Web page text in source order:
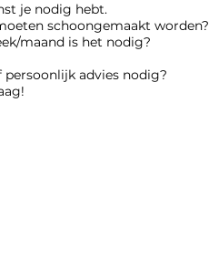
je nodig hebt.
schoongemaakt worden?
maand is het nodig?
persoonlijk advies nodig?